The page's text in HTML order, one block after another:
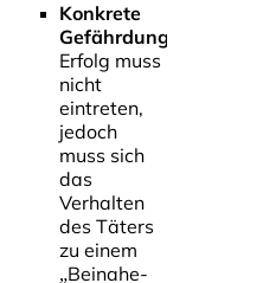
Konkrete
Gefährdungsdelikte
Erfolg muss
nicht
eintreten,
jedoch
muss sich
das
Verhalten
des Täters
zu einem
„Beinahe-